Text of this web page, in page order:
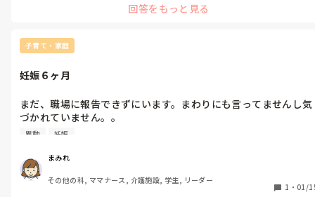
回答をもっと見る
子育て・家庭
妊娠６ヶ月
まだ、職場に報告できずにいます。まわりにも言ってませんし気
づかれていません。。
しかも、4人目‥。何だか、現実逃避というか、妊娠も半信半疑
きました。
３月は異動時期でもあるし、さすがに報告しないと職場からおこ
られますよね～
異動 妊娠
まみれ
その他の科, ママナース, 介護施設, 学生, リーダー
1 ・ 01/